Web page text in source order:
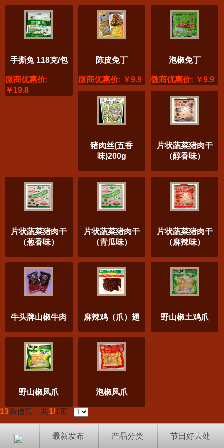
手撕兔 118克/包
微商优惠价:
￥19.8
陈皮兔丁
微商优惠价: ￥9.9
泡椒兔丁
微商优惠价: ￥9.9
猪肉丝(五香
味)200g
片状蔬菜猪肉干
（醇香味）
片状蔬菜猪肉干
（葱香味）
片状蔬菜猪肉干
（青瓜味）
片状蔬菜猪肉干
（麻辣味）
牛头牌山椒牛肉 麻辣鸡（爪）翅 野山椒土鸡爪
野山椒凤爪 泡椒凤爪
13条信息 共1/1页
最新发布 产品分类 节日好去处